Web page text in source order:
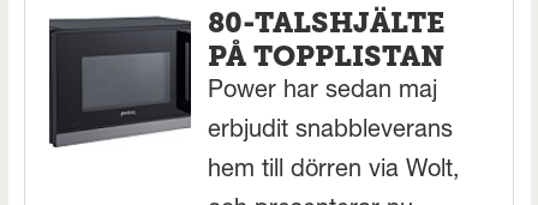
80-TALSHJÄLTE
PÅ TOPPLISTAN
Power har sedan maj
erbjudit snabbleverans
hem till dörren via Wolt,